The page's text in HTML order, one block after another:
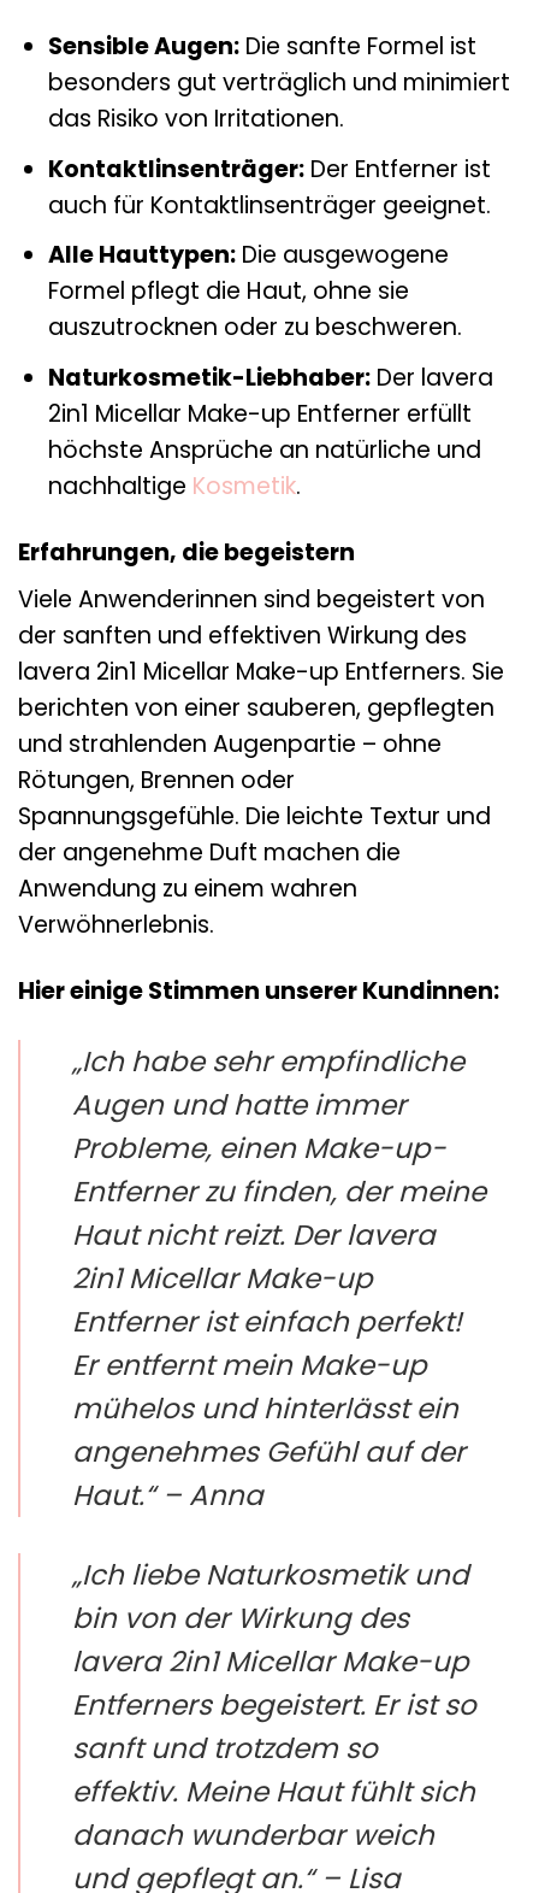
Sensible Augen:Die sanfte Formel ist
besonders gut verträglich und minimiert
das Risiko von Irritationen.
Kontaktlinsenträger:Der Entferner ist
auch für Kontaktlinsenträger geeignet.
Alle Hauttypen:Die ausgewogene
Formel pflegt die Haut, ohne sie
auszutrocknen oder zu beschweren.
Naturkosmetik-Liebhaber:Der lavera
2in1 Micellar Make-up Entferner erfüllt
höchste Ansprüche an natürliche und
nachhaltige Kosmetik.
Erfahrungen, die begeistern
Viele Anwenderinnen sind begeistert von
der sanften und effektiven Wirkung des
lavera 2in1 Micellar Make-up Entferners. Sie
berichten von einer sauberen, gepflegten
und strahlenden Augenpartie – ohne
Rötungen, Brennen oder
Spannungsgefühle. Die leichte Textur und
der angenehme Duft machen die
Anwendung zu einem wahren
Verwöhnerlebnis.
Hier einige Stimmen unserer Kundinnen:
„Ich habe sehr empfindliche
Augen und hatte immer
Probleme, einen Make-up-
Entferner zu finden, der meine
Haut nicht reizt. Der lavera
2in1 Micellar Make-up
Entferner ist einfach perfekt!
Er entfernt mein Make-up
mühelos und hinterlässt ein
angenehmes Gefühl auf der
Haut.“ – Anna
„Ich liebe Naturkosmetik und
bin von der Wirkung des
lavera 2in1 Micellar Make-up
Entferners begeistert. Er ist so
sanft und trotzdem so
effektiv. Meine Haut fühlt sich
danach wunderbar weich
und gepflegt an.“ – Lisa